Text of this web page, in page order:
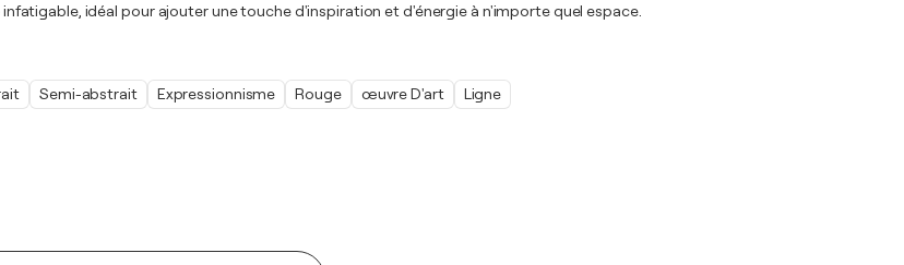
idéal pour ajouter une touche d'inspiration et d'énergie à n'importe quel espace.
Semi-abstrait Expressionnisme Rouge œuvre D'art Ligne